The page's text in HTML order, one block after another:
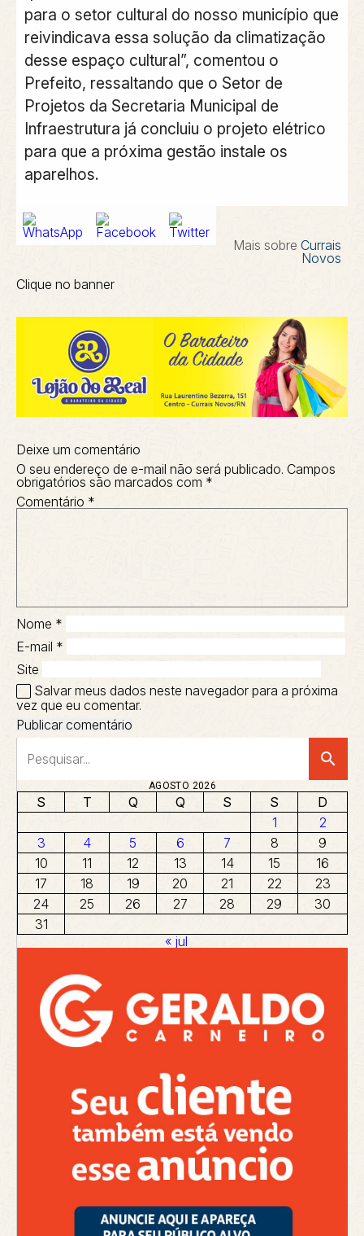
para o setor cultural do nosso município que
reivindicava essa solução da climatização
desse espaço cultural”, comentou o
Prefeito, ressaltando que o Setor de
Projetos da Secretaria Municipal de
Infraestrutura já concluiu o projeto elétrico
para que a próxima gestão instale os
aparelhos.
Mais sobre Currais
Novos
Clique no banner
Deixe um comentário
O seu endereço de e-mail não será publicado. Campos
obrigatórios são marcados com *
Comentário *
Nome *
E-mail *
Site
Salvar meus dados neste navegador para a próxima
vez que eu comentar.
search
AGOSTO 2026
S T Q Q S S
D
1
2
3
4 5 6 7 8
9
10
11 12 13 14 15
16
17
18 19 20 21 22
23
24
25 26 27 28 29
30
31
« jul